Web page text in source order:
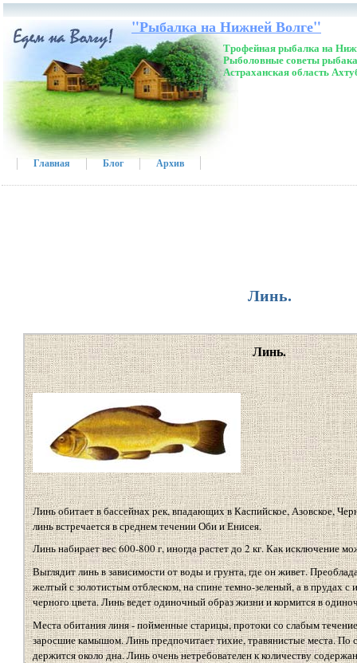
"Рыбалка на Нижней Волге"
Трофейная рыбалка на
Рыболовные советы
Астраханская область
Главная Блог Архив
Линь.
Линь.
Линь обитает в бассейнах рек, впадающих в Каспийское, Азовское,
линь встречается в среднем течении Оби и Енисея.
Линь набирает вес 600-800 г, иногда растет до 2 кг. Как исключение
Выглядит линь в зависимости от воды и грунта, где он живет.
желтый с золотистым отблеском, на спине темно-зеленый, а в прудах
черного цвета. Линь ведет одиночный образ жизни и кормится в
Места обитания линя - пойменные старицы, протоки со слабым
заросшие камышом. Линь предпочитает тихие, травянистые места. По
держится около дна. Линь очень нетребователен к количеству